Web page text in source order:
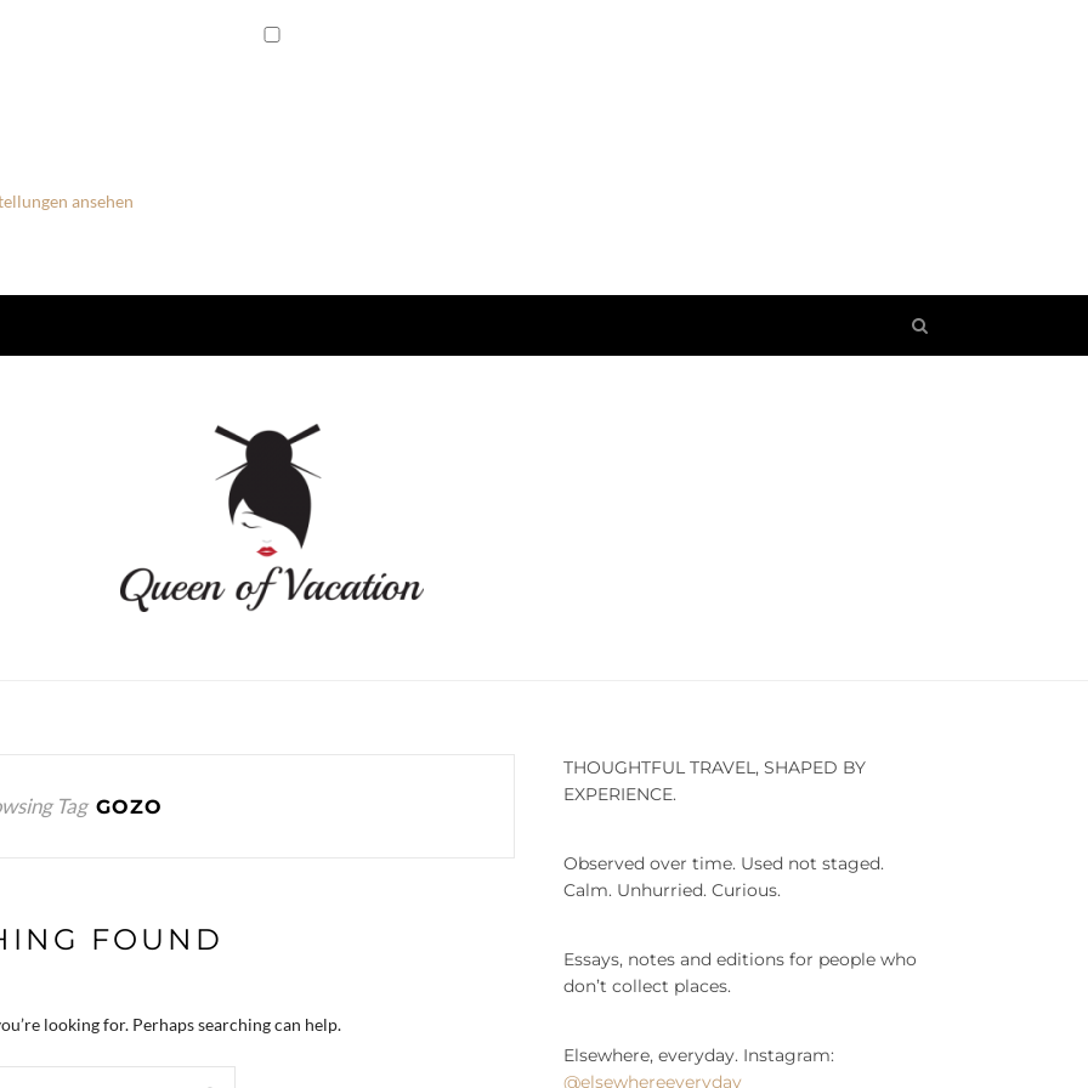
ansehen
Tag GOZO
FOUND
looking for. Perhaps searching can help.
THOUGHTFUL TRAVEL, SHAPED BY
EXPERIENCE.
Observed over time. Used not staged.
Calm. Unhurried. Curious.
Essays, notes and editions for people who
don’t collect places.
Elsewhere, everyday. Instagram:
@elsewhereeveryday